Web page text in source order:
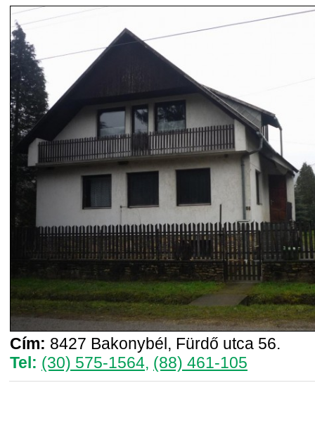
Cím: 8427 Bakonybél, Fürdő utca 56.
Tel: (30) 575-1564, (88) 461-105